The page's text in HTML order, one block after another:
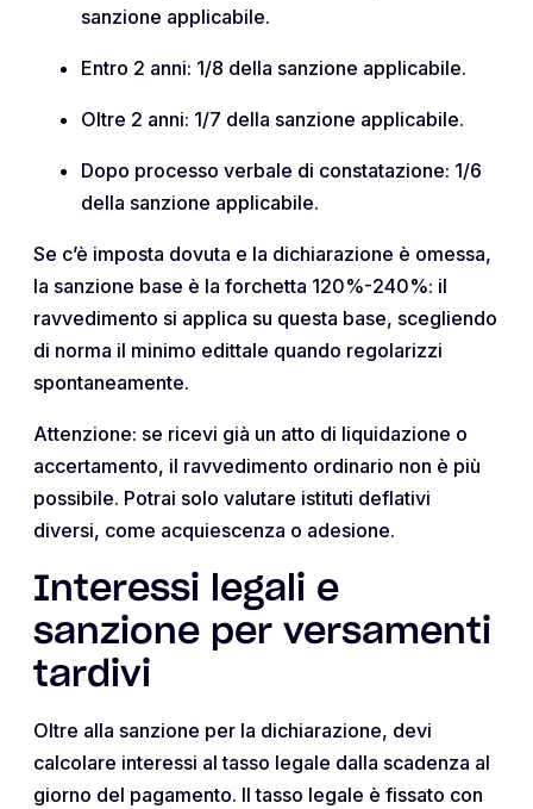
sanzione applicabile.
Entro 2 anni: 1/8 della sanzione applicabile.
Oltre 2 anni: 1/7 della sanzione applicabile.
Dopo processo verbale di constatazione: 1/6
della sanzione applicabile.
Se c’è imposta dovuta e la dichiarazione è omessa,
la sanzione base è la forchetta 120%-240%: il
ravvedimento si applica su questa base, scegliendo
di norma il minimo edittale quando regolarizzi
spontaneamente.
Attenzione: se ricevi già un atto di liquidazione o
accertamento, il ravvedimento ordinario non è più
possibile. Potrai solo valutare istituti deflativi
diversi, come acquiescenza o adesione.
Interessi legali e
sanzione per versamenti
tardivi
Oltre alla sanzione per la dichiarazione, devi
calcolare interessi al tasso legale dalla scadenza al
giorno del pagamento. Il tasso legale è fissato con